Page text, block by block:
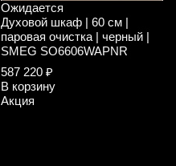
Ожидается
Духовой шкаф | 60 см |
паровая очистка | черный |
SMEG SO6606WAPNR
587 220 ₽
В корзину
Акция